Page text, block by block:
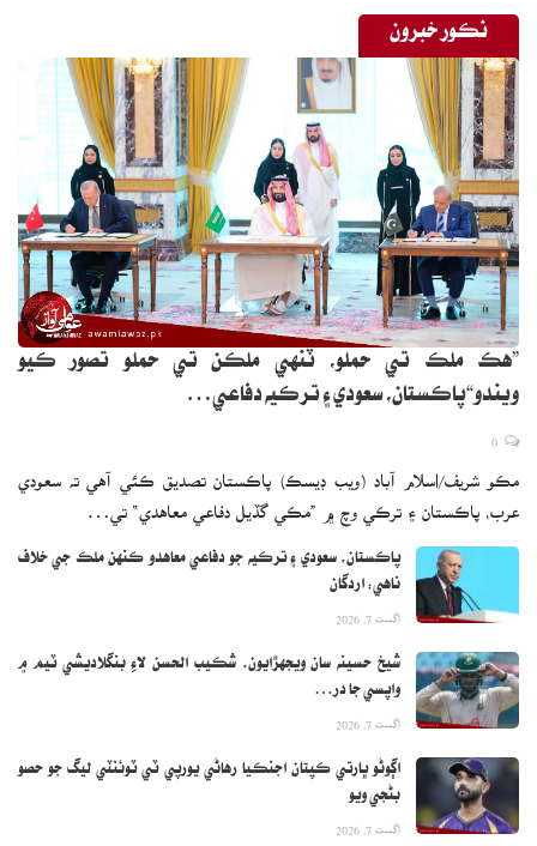
نڪور خبرون
”هڪ ملڪ تي حملو، ٽنهي ملڪن تي حملو تصور ڪيو
ويندو“پاڪستان، سعودي ۽ ترڪيه دفاعي…
مڪو شريف/اسلام آباد (ويب ڊيسڪ) پاڪستان تصديق ڪئي آهي ته سعودي
عرب، پاڪستان ۽ ترڪي وچ ۾ ”مڪي گڏيل دفاعي معاهدي“ تي…
پاڪستان، سعودي ۽ ترڪيه جو دفاعي معاهدو ڪنهن ملڪ جي خلاف
ناهي: اردگان
اگست 7, 2026
شيخ حسينه سان ويجهڙايون، شڪيب الحسن لاءِ بنگلاديشي ٽيم ۾
واپسي جا در…
اگست 7, 2026
اڳوڻو ڀارتي ڪپتان اجنڪيا رهاڻي يورپي ٽي ٽوئنٽي ليگ جو حصو
بڻجي ويو
اگست 7, 2026